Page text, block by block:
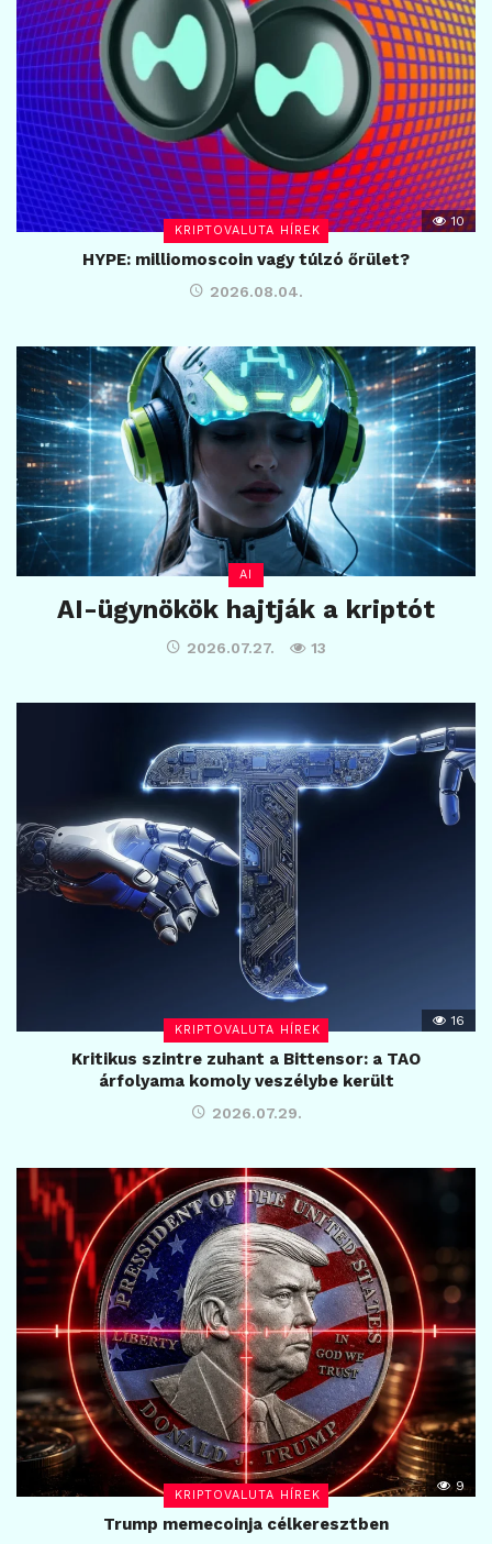
KRIPTOVALUTA HÍREK
10
HYPE: milliomoscoin vagy túlzó őrület?
2026.08.04.
AI
AI-ügynökök hajtják a kriptót
2026.07.27. 13
KRIPTOVALUTA HÍREK
16
Kritikus szintre zuhant a Bittensor: a TAO
árfolyama komoly veszélybe került
2026.07.29.
KRIPTOVALUTA HÍREK
9
Trump memecoinja célkeresztben